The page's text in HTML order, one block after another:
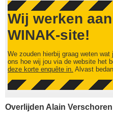
Wij werken
WINAK-site!
We zouden hierbij graag weten
ons hoe wij jou via de website het
deze korte enquête in. Alvast
Overlijden Alain Verschoren